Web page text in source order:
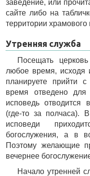
заведение, или
сайте либо на
территории храмового
Утренняя служба
Посещать
любое время, исходя
планируете прийти
время отведено
исповедь отводится
(где-то за полчаса).
исповеди
богослужения, а в
Поэтому желающие
вечернее
Начало утренней